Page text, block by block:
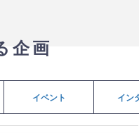
企画
イベント イン